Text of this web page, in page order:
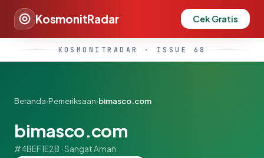
KosmonitRadar Cek Gratis
KOSMONITRADAR · ISSUE 68
Beranda›Pemeriksaan›bimasco.com
bimasco.com
#4BEF1E2B · Sangat Aman